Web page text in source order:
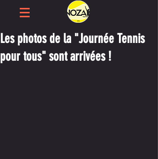
Les photos de la "Journée Tennis
pour tous" sont arrivées !